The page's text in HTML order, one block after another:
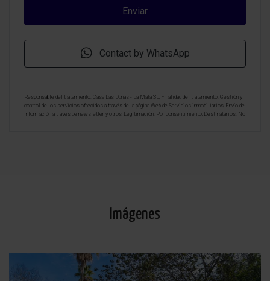
Contact by WhatsApp
Responsable del tratamiento: Casa Las Dunas - La Mata SL, Finalidad del tratamiento: Gestión y
control de los servicios ofrecidos a través de la página Web de Servicios inmobiliarios, Envío de
información a traves de newsletter y otros, Legitimación: Por consentimiento, Destinatarios: No
Imágenes